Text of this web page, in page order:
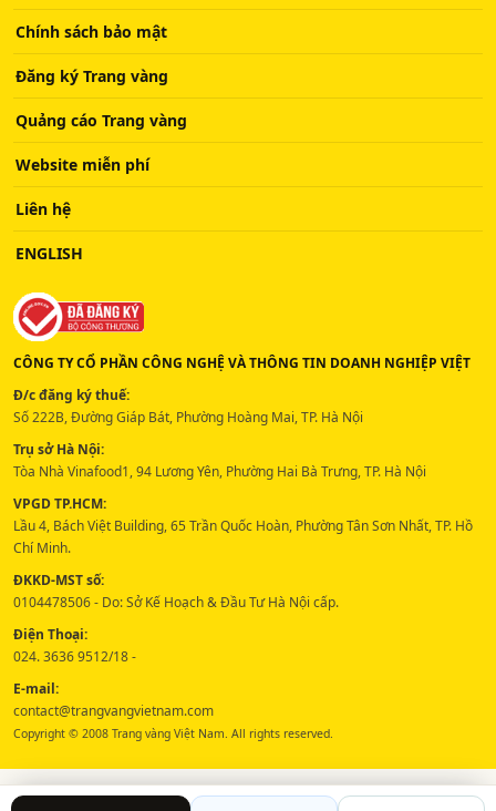
Chính sách bảo mật
Đăng ký Trang vàng
Quảng cáo Trang vàng
Website miễn phí
Liên hệ
ENGLISH
CÔNG TY CỔ PHẦN CÔNG NGHỆ VÀ THÔNG TIN DOANH NGHIỆP VIỆT
Đ/c đăng ký thuế:
Số 222B, Đường Giáp Bát, Phường Hoàng Mai, TP. Hà Nội
Trụ sở Hà Nội:
Tòa Nhà Vinafood1, 94 Lương Yên, Phường Hai Bà Trưng, TP. Hà Nội
VPGD TP.HCM:
Lầu 4, Bách Việt Building, 65 Trần Quốc Hoàn, Phường Tân Sơn Nhất, TP. Hồ
Chí Minh.
ĐKKD-MST số:
0104478506 - Do: Sở Kế Hoạch & Đầu Tư Hà Nội cấp.
Điện Thoại:
024. 3636 9512/18 -
E-mail:
contact@trangvangvietnam.com
Copyright © 2008 Trang vàng Việt Nam. All rights reserved.